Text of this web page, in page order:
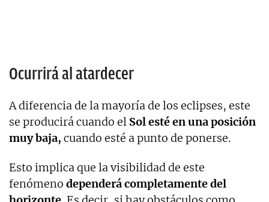
Ocurrirá al atardecer
A diferencia de la mayoría de los eclipses, este
se producirá cuando el Sol esté en una posición
muy baja, cuando esté a punto de ponerse.
Esto implica que la visibilidad de este
fenómeno dependerá completamente del